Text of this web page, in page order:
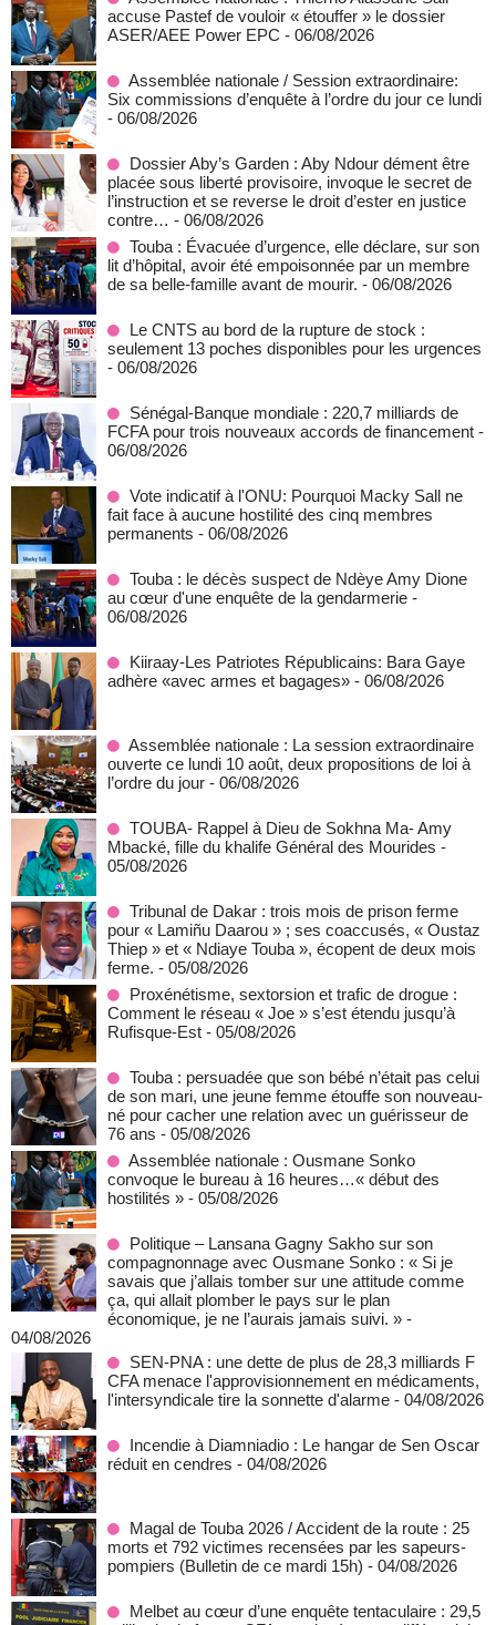
accuse Pastef de vouloir « étouffer » le dossier
ASER/AEE Power EPC - 06/08/2026
Assemblée nationale / Session extraordinaire:
Six commissions d’enquête à l’ordre du jour ce lundi
- 06/08/2026
Dossier Aby’s Garden : Aby Ndour dément être
placée sous liberté provisoire, invoque le secret de
l’instruction et se reverse le droit d’ester en justice
contre… - 06/08/2026
Touba : Évacuée d’urgence, elle déclare, sur son
lit d’hôpital, avoir été empoisonnée par un membre
de sa belle-famille avant de mourir. - 06/08/2026
Le CNTS au bord de la rupture de stock :
seulement 13 poches disponibles pour les urgences
- 06/08/2026
Sénégal-Banque mondiale : 220,7 milliards de
FCFA pour trois nouveaux accords de financement -
06/08/2026
Vote indicatif à l'ONU: Pourquoi Macky Sall ne
fait face à aucune hostilité des cinq membres
permanents - 06/08/2026
Touba : le décès suspect de Ndèye Amy Dione
au cœur d'une enquête de la gendarmerie -
06/08/2026
Kiiraay-Les Patriotes Républicains: Bara Gaye
adhère «avec armes et bagages» - 06/08/2026
Assemblée nationale : La session extraordinaire
ouverte ce lundi 10 août, deux propositions de loi à
l’ordre du jour - 06/08/2026
TOUBA- Rappel à Dieu de Sokhna Ma- Amy
Mbacké, fille du khalife Général des Mourides -
05/08/2026
Tribunal de Dakar : trois mois de prison ferme
pour « Lamiñu Daarou » ; ses coaccusés, « Oustaz
Thiep » et « Ndiaye Touba », écopent de deux mois
ferme. - 05/08/2026
Proxénétisme, sextorsion et trafic de drogue :
Comment le réseau « Joe » s’est étendu jusqu’à
Rufisque-Est - 05/08/2026
Touba : persuadée que son bébé n’était pas celui
de son mari, une jeune femme étouffe son nouveau-
né pour cacher une relation avec un guérisseur de
76 ans - 05/08/2026
Assemblée nationale : Ousmane Sonko
convoque le bureau à 16 heures…« début des
hostilités » - 05/08/2026
Politique – Lansana Gagny Sakho sur son
compagnonnage avec Ousmane Sonko : « Si je
savais que j’allais tomber sur une attitude comme
ça, qui allait plomber le pays sur le plan
économique, je ne l’aurais jamais suivi. » -
04/08/2026
SEN-PNA : une dette de plus de 28,3 milliards F
CFA menace l'approvisionnement en médicaments,
l'intersyndicale tire la sonnette d'alarme - 04/08/2026
Incendie à Diamniadio : Le hangar de Sen Oscar
réduit en cendres - 04/08/2026
Magal de Touba 2026 / Accident de la route : 25
morts et 792 victimes recensées par les sapeurs-
pompiers (Bulletin de ce mardi 15h) - 04/08/2026
Melbet au cœur d’une enquête tentaculaire : 29,5